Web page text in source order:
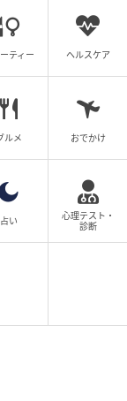
な行動に激し
。しかし連絡
に「今度は怒
しかしタマキ
躇なく電話を
え、傲慢にも
談やご意見を
ティー ヘルスケア
ルメ おでかけ
占い
心理テスト・
診断